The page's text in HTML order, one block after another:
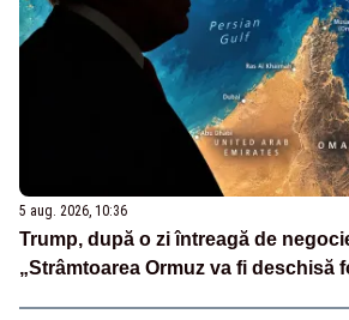
5 aug. 2026, 10:36
Trump, după o zi întreagă de
„Strâmtoarea Ormuz va fi deschisă